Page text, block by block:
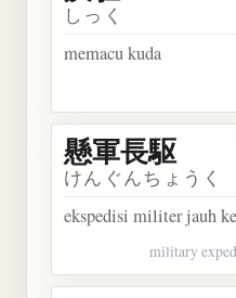
しっく
memacu kuda
懸軍長駆
けんぐんちょうく
ekspedisi militer jauh
military